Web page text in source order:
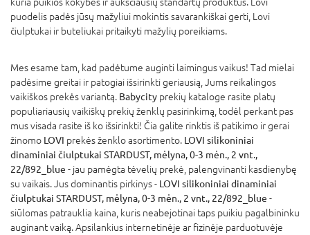
puodelis padės jūsų mažyliui mokintis savarankiškai gerti, Lovi
čiulptukai ir buteliukai pritaikyti mažylių poreikiams.
Mes esame tam, kad padėtume auginti laimingus vaikus! Tad mielai
padėsime greitai ir patogiai išsirinkti geriausią, Jums reikalingos
vaikiškos prekės variantą. Babycity prekių kataloge rasite platų
populiariausių vaikiškų prekių ženklų pasirinkimą, todėl perkant pas
mus visada rasite iš ko išsirinkti! Čia galite rinktis iš patikimo ir gerai
žinomo LOVI prekės ženklo asortimento. LOVI silikoniniai
dinaminiai čiulptukai STARDUST, mėlyna, 0-3 mėn., 2 vnt.,
22/892_blue - jau pamėgta tėvelių prekė, palengvinanti kasdienybę
su vaikais. Jus dominantis pirkinys - LOVI silikoniniai dinaminiai
čiulptukai STARDUST, mėlyna, 0-3 mėn., 2 vnt., 22/892_blue -
siūlomas patrauklia kaina, kuris neabejotinai taps puikiu pagalbininku
auginant vaiką. Apsilankius internetinėje ar fizinėje parduotuvėje